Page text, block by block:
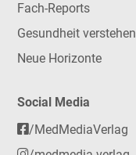
Fach-Reports
Gesundheit verstehen
Neue Horizonte
Social Media
/MedMediaVerlag